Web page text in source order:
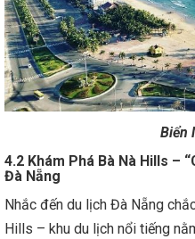
Biển
4.2 Khám Phá Bà Nà Hills –
Đà Nẵng
Nhắc đến du lịch Đà Nẵng
Hills – khu du lịch nổi tiếng